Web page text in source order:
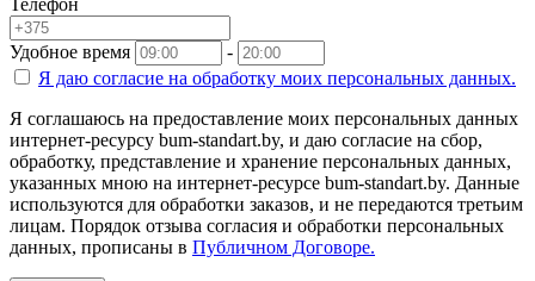
Удобное время
-
Я даю согласие на обработку моих персональных данных.
Я соглашаюсь на предоставление моих персональных данных
интернет-ресурсу bum-standart.by, и даю согласие на сбор,
обработку, представление и хранение персональных данных,
указанных мною на интернет-ресурсе bum-standart.by. Данные
используются для обработки заказов, и не передаются третьим
лицам. Порядок отзыва согласия и обработки персональных
данных, прописаны в Публичном Договоре.